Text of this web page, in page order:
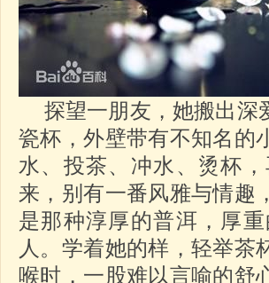
探望一朋友，她搬出深
瓷杯，外壁带有不知名的
水、投茶、冲水、烫杯
来，别有一番风雅与情趣
是那种淳厚的普洱，厚
人。学着她的样，轻举茶
喉时，一股难以言喻的舒